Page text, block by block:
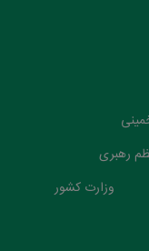
رهبری
وزارت کشور